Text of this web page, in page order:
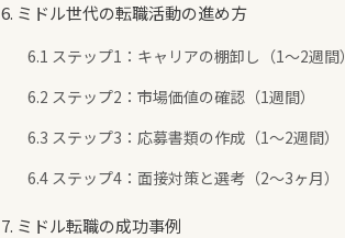
6. ミドル世代の転職活動の進め方
6.1 ステップ1：キャリアの棚卸し（1〜2週間）
6.2 ステップ2：市場価値の確認（1週間）
6.3 ステップ3：応募書類の作成（1〜2週間）
6.4 ステップ4：面接対策と選考（2〜3ヶ月）
7. ミドル転職の成功事例